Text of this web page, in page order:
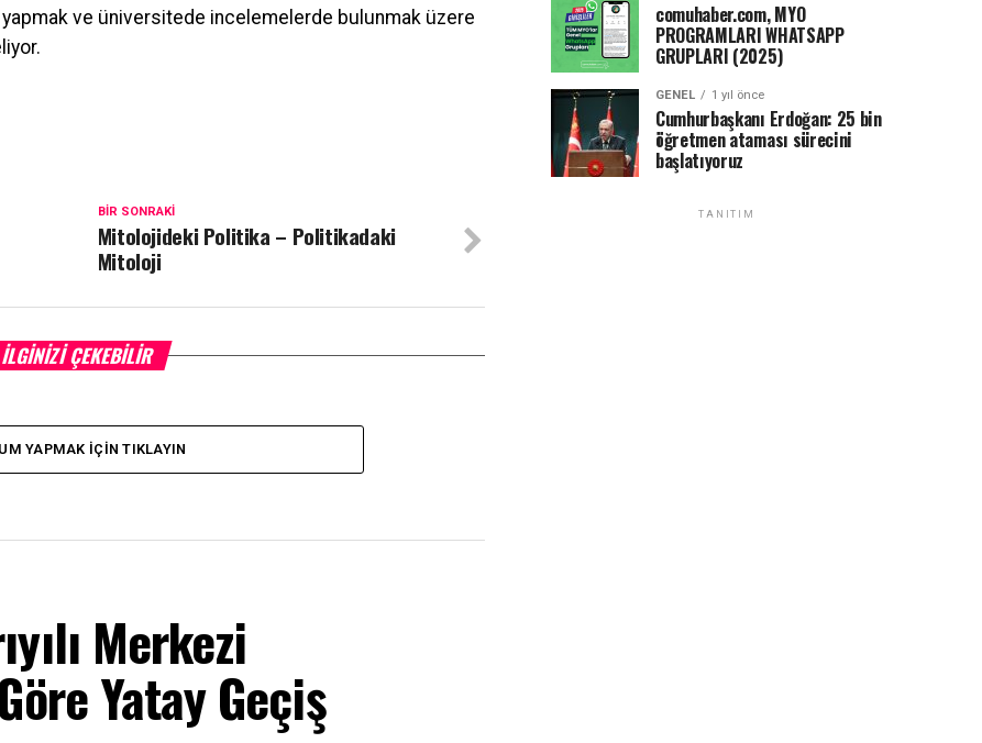
yapmak ve üniversitede incelemelerde bulunmak üzere
BIR SONRAKI
Mitolojideki Politika – Politikadaki
Mitoloji
İLGINIZI ÇEKEBILIR
YAPMAK İÇIN TIKLAYIN
Merkezi
Yatay Geçiş
comuhaber.com, MYO
PROGRAMLARI WHATSAPP
GRUPLARI (2025)
GENEL 1 yıl önce
Cumhurbaşkanı Erdoğan: 25 bin
öğretmen ataması sürecini
başlatıyoruz
TANITIM